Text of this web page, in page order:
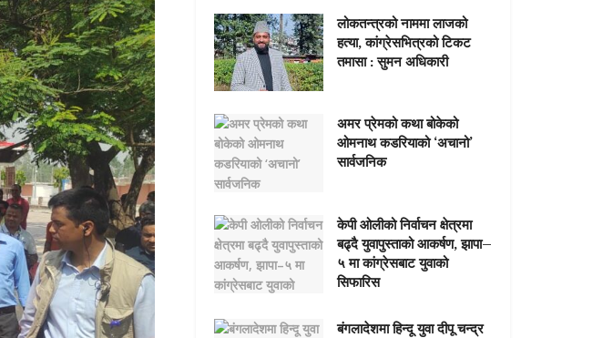
लोकतन्त्रको नाममा लाजको
हत्या, कांग्रेसभित्रको टिकट
तमासा : सुमन अधिकारी
अमर प्रेमको कथा बोकेको
ओमनाथ कडरियाको ‘अचानो’
सार्वजनिक
केपी ओलीको निर्वाचन क्षेत्रमा
बढ्दै युवापुस्ताको आकर्षण, झापा–
५ मा कांग्रेसबाट युवाको
सिफारिस
बंगलादेशमा हिन्दू युवा दीपू चन्द्र